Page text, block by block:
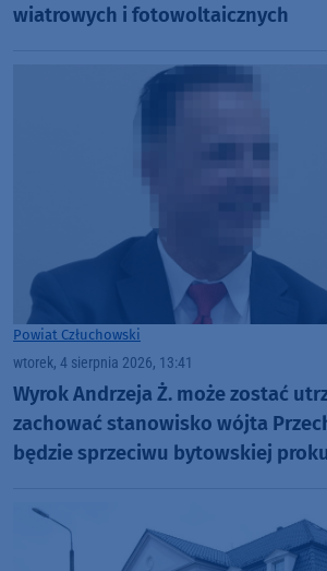
wiatrowych i fotowoltaicznych
Powiat Człuchowski
wtorek, 4 sierpnia 2026, 13:41
Wyrok Andrzeja Ż. może zostać
zachować stanowisko wójta
będzie sprzeciwu bytowskiej